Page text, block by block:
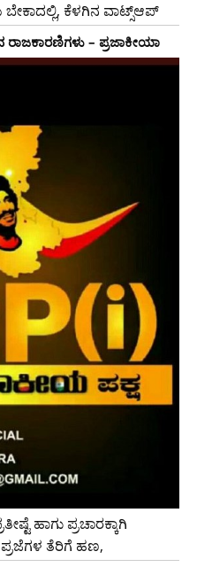
ಕೆಳಗಿನ ವಾಟ್ಸ್ಆಪ್
ರಾಜಕಾರಣಿಗಳು – ಪ್ರಜಾಕೀಯಾ
ಹಾಗು ಪ್ರಚಾರಕ್ಕಾಗಿ
ತೆರಿಗೆ ಹಣ,